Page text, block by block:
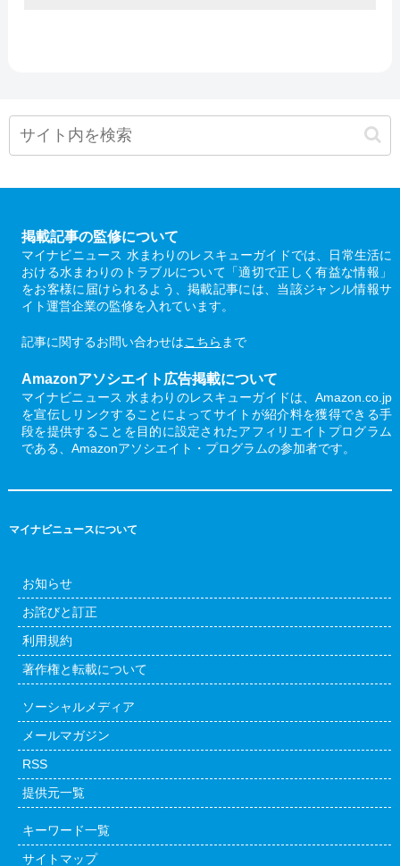
掲載記事の監修について
マイナビニュース 水まわりのレスキューガイドでは、日常生活に
おける水まわりのトラブルについて「適切で正しく有益な情報」
をお客様に届けられるよう、掲載記事には、当該ジャンル情報サ
イト運営企業の監修を入れています。
記事に関するお問い合わせはこちら まで
Amazonアソシエイト広告掲載について
マイナビニュース 水まわりのレスキューガイドは、Amazon.co.jp
を宣伝しリンクすることによってサイトが紹介料を獲得できる手
段を提供することを目的に設定されたアフィリエイトプログラム
である、Amazonアソシエイト・プログラムの参加者です。
マイナビニュースについて
お知らせ
お詫びと訂正
利用規約
著作権と転載について
ソーシャルメディア
メールマガジン
RSS
提供元一覧
キーワード一覧
サイトマップ